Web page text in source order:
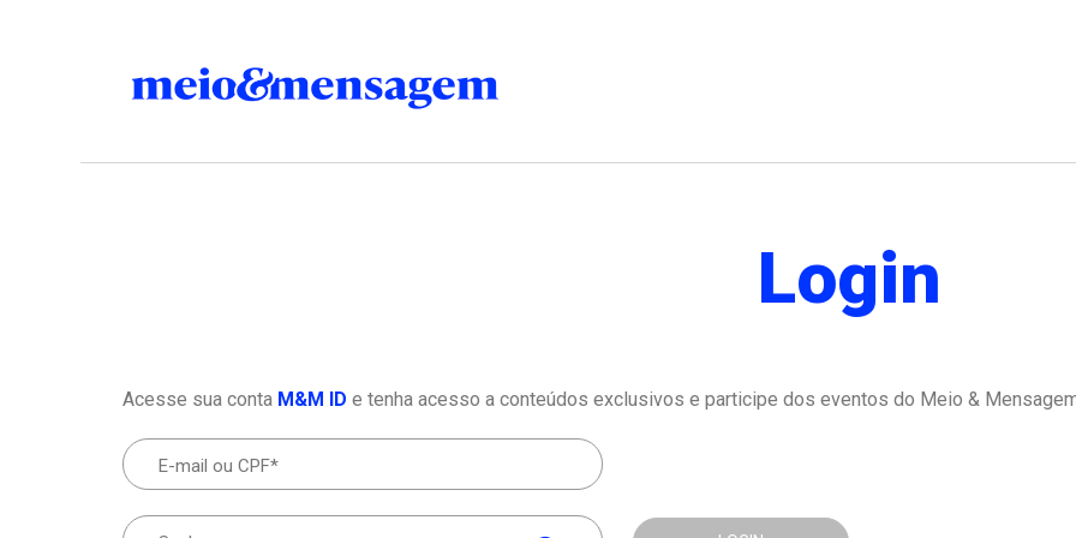
Login
Acesse sua conta M&M ID e tenha acesso a conteúdos exclusivos e participe dos eventos do Meio &